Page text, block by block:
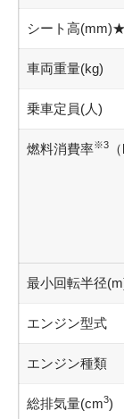
シート高(mm)★
車両重量(kg)
乗車定員(人)
燃料消費率※3（
最小回転半径
エンジン型式
エンジン種類
総排気量(cm3)